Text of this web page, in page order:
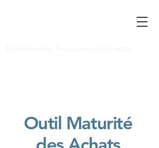
Outil Maturité